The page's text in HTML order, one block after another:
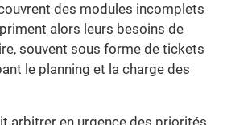
des modules incomplets
alors leurs besoins de
souvent sous forme de tickets
le planning et la charge des